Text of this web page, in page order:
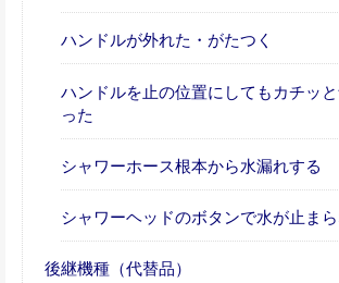
ハンドルが外れた・がたつく
ハンドルを止の位置にしてもカチッ
った
シャワーホース根本から水漏れする
シャワーヘッドのボタンで水が止ま
後継機種（代替品）